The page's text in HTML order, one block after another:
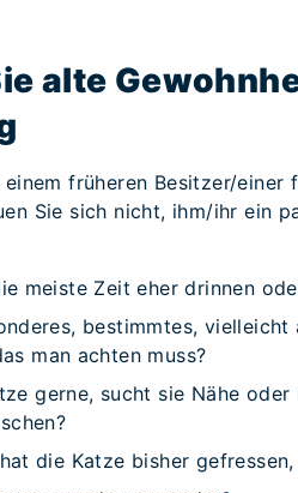
alte
früheren Besitzer/einer
Sie sich nicht, ihm/ihr ein
meiste Zeit eher drinnen
bestimmtes,
man achten muss?
gerne, sucht sie Nähe
die Katze bisher